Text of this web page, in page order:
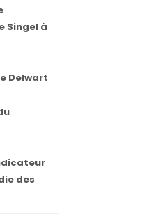
Singel à
Delwart
des